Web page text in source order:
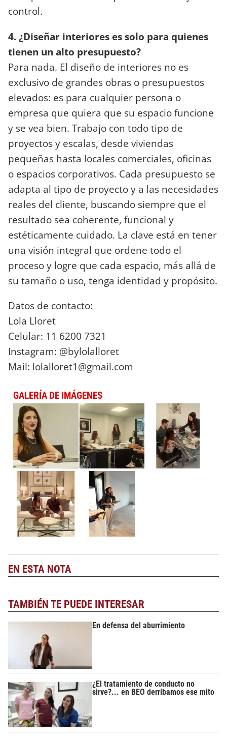
control.
4. ¿Diseñar interiores es solo para quienes
tienen un alto presupuesto?
Para nada. El diseño de interiores no es
exclusivo de grandes obras o presupuestos
elevados: es para cualquier persona o
empresa que quiera que su espacio funcione
y se vea bien. Trabajo con todo tipo de
proyectos y escalas, desde viviendas
pequeñas hasta locales comerciales, oficinas
o espacios corporativos. Cada presupuesto se
adapta al tipo de proyecto y a las necesidades
reales del cliente, buscando siempre que el
resultado sea coherente, funcional y
estéticamente cuidado. La clave está en tener
una visión integral que ordene todo el
proceso y logre que cada espacio, más allá de
su tamaño o uso, tenga identidad y propósito.
Datos de contacto:
Lola Lloret
Celular: 11 6200 7321
Instagram: @bylolalloret
Mail: lolalloret1@gmail.com
GALERÍA DE IMÁGENES
EN ESTA NOTA
TAMBIÉN TE PUEDE INTERESAR
En defensa del aburrimiento
¿El tratamiento de conducto no
sirve?... en BEO derribamos ese mito